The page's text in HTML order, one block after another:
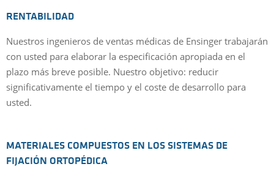
RENTABILIDAD
Nuestros ingenieros de ventas médicas de Ensinger trabajarán
con usted para elaborar la especificación apropiada en el
plazo más breve posible. Nuestro objetivo: reducir
significativamente el tiempo y el coste de desarrollo para
usted.
MATERIALES COMPUESTOS EN LOS SISTEMAS DE
FIJACIÓN ORTOPÉDICA